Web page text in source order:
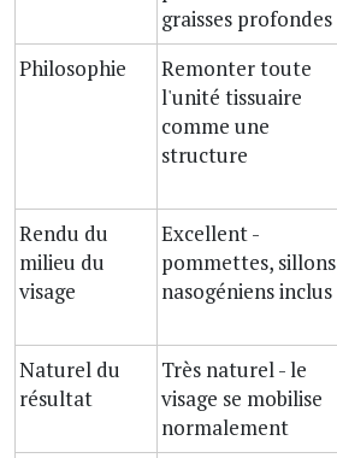
graisses profondes
Philosophie
Remonter toute
l'unité tissuaire
comme une
structure
Rendu du
milieu du
visage
Excellent -
pommettes, sillons
nasogéniens inclus
Naturel du
résultat
Très naturel - le
visage se mobilise
normalement